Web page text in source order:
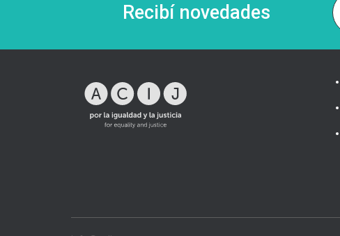
Recibí novedades